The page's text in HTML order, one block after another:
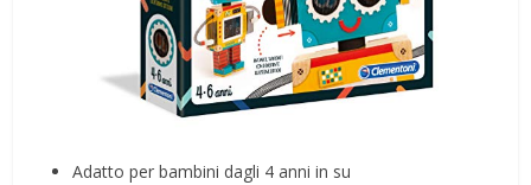
Adatto per bambini dagli 4 anni in su